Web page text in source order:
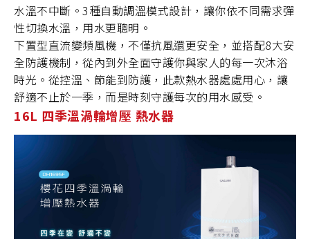
水溫不中斷。3種自動調溫模式設計，讓你依不同需求彈
性切換水溫，用水更聰明。
下置型直流變頻風機，不僅抗風還更安全，並搭配8大安
全防護機制，從內到外全面守護你與家人的每一次沐浴
時光。從控溫、節能到防護，此款熱水器處處用心，讓
舒適不止於一季，而是時刻守護每次的用水感受。
16L 四季溫渦輪增壓 熱水器